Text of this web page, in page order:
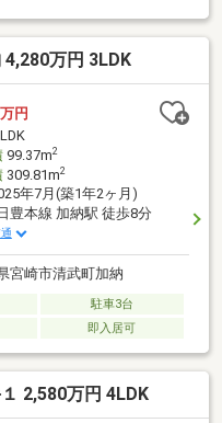
で徒歩15分！宮崎市内へ
や医療品、飲食店や日用
グモール『ベアーズモー
す！日常のお買い物はもち
近く住みやすさは抜群の
万円 3LDK
万円
99.37m2
309.81m2
年7月(築1年2ヶ月)
豊本線 加納駅 徒歩8分
宮崎市清武町加納
駐車3台
即入居可
2,580万円 4LDK